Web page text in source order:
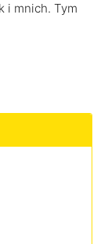
i mnich. Tym